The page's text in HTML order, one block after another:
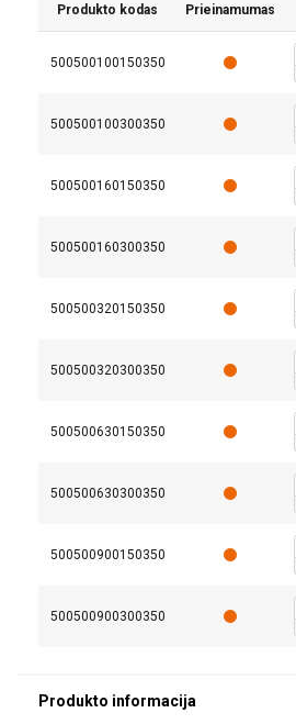
Produkto kodas Prieinamumas
500500100150350
500500100300350
500500160150350
500500160300350
500500320150350
500500320300350
500500630150350
500500630300350
500500900150350
500500900300350
Svirtinė talė Elephant YA yra
traukimui, ištempimui ir tvirtinimui
dideliu tempiamuoju stiprumu
Kompaktiška konstrukcija ir
Patikimas savaime
išlaikys krovinį reikiamame
Kabliai su apsauginiais
Perkrovos atveju kabliai
Patentuota grandinės
Dviguba spyruoklė ant